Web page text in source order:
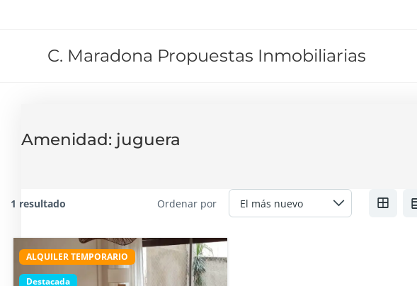
C. Maradona Propuestas Inmobiliarias
Amenidad: juguera
1 resultado Ordenar por
ALQUILER TEMPORARIO
Destacada